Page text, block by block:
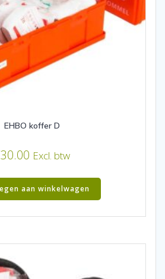
EHBO koffer D
30.00 Excl. btw
aan winkelwagen